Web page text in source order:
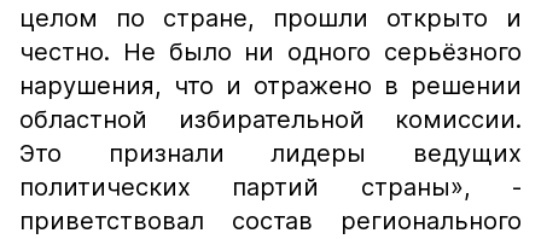
целом по стране, прошли открыто и
честно. Не было ни одного серьёзного
нарушения, что и отражено в решении
областной избирательной комиссии.
Это признали лидеры ведущих
политических партий страны», -
приветствовал состав регионального